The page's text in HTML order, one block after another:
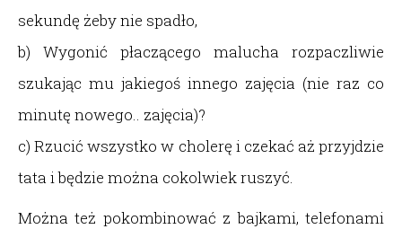
sekundę żeby nie spadło,
b) Wygonić płaczącego malucha rozpaczliwie
szukając mu jakiegoś innego zajęcia (nie raz co
minutę nowego.. zajęcia)?
c) Rzucić wszystko w cholerę i czekać aż przyjdzie
tata i będzie można cokolwiek ruszyć.
Można też pokombinować z bajkami, telefonami